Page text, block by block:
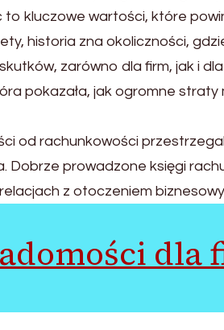
kluczowe wartości, które
historia zna okoliczności,
zarówno dla firm, jak i dla
pokazała, jak ogromne straty
od rachunkowości
Dobrze prowadzone księgi
z otoczeniem
dla